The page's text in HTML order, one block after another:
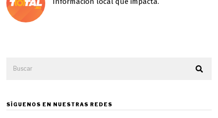
SÍGUENOS EN NUESTRAS REDES